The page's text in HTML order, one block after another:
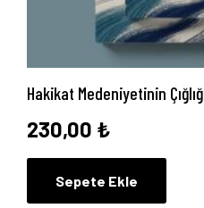
Hakikat Medeniyetinin
230,00 ₺
Sepete Ekle